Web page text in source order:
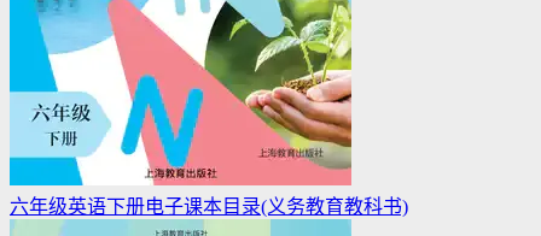
六年级英语下册电子课本目录(义务教育教科书)